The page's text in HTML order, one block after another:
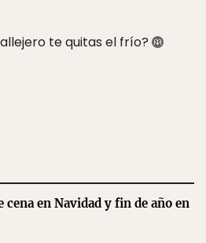
te quitas el frío?
cena en Navidad y fin de año en